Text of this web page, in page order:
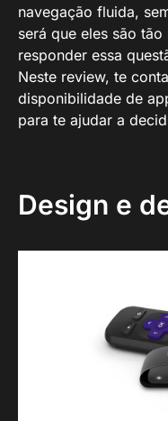
navegação fluida,
será que eles são
responder essa
Neste review, te
disponibilidade de
para te ajudar a
Design e